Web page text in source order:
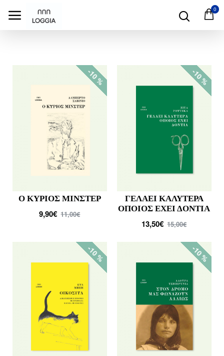
0
-10 %
Ο ΚΥΡΙΟΣ ΜΙΝΣΤΕΡ
9,90€ 11,00€
-10 %
ΓΕΛΑΕΙ ΚΑΛΥΤΕΡΑ
ΟΠΟΙΟΣ ΕΧΕΙ ΔΟΝΤΙΑ
13,50€ 15,00€
-10 % -10 %